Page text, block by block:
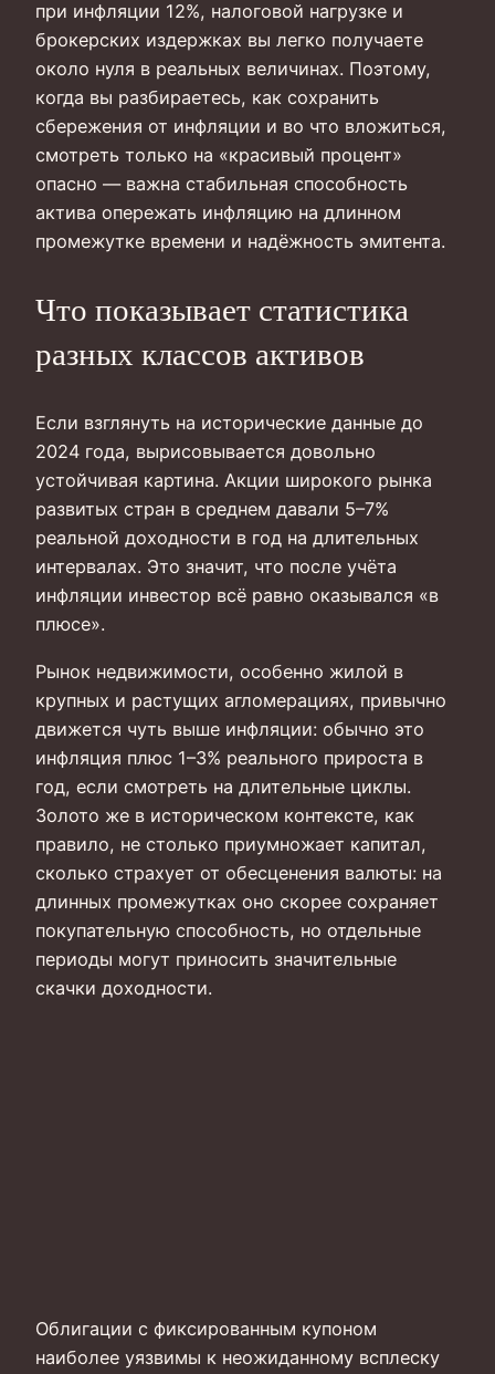
при инфляции 12%, налоговой нагрузке и
брокерских издержках вы легко получаете
около нуля в реальных величинах. Поэтому,
когда вы разбираетесь, как сохранить
сбережения от инфляции и во что вложиться,
смотреть только на «красивый процент»
опасно — важна стабильная способность
актива опережать инфляцию на длинном
промежутке времени и надёжность эмитента.
Что показывает статистика
разных классов активов
Если взглянуть на исторические данные до
2024 года, вырисовывается довольно
устойчивая картина. Акции широкого рынка
развитых стран в среднем давали 5–7%
реальной доходности в год на длительных
интервалах. Это значит, что после учёта
инфляции инвестор всё равно оказывался «в
плюсе».
Рынок недвижимости, особенно жилой в
крупных и растущих агломерациях, привычно
движется чуть выше инфляции: обычно это
инфляция плюс 1–3% реального прироста в
год, если смотреть на длительные циклы.
Золото же в историческом контексте, как
правило, не столько приумножает капитал,
сколько страхует от обесценения валюты: на
длинных промежутках оно скорее сохраняет
покупательную способность, но отдельные
периоды могут приносить значительные
скачки доходности.
Облигации с фиксированным купоном
наиболее уязвимы к неожиданному всплеску